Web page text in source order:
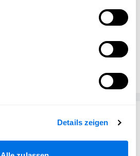
Details zeigen